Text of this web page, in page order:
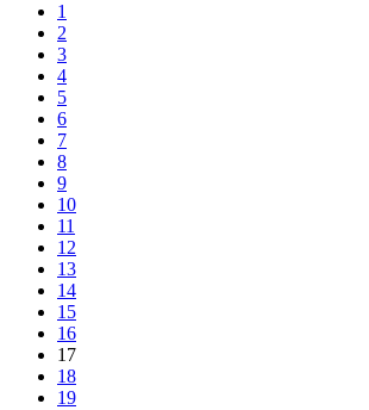
1
2
3
4
5
6
7
8
9
10
11
12
13
14
15
16
17
18
19